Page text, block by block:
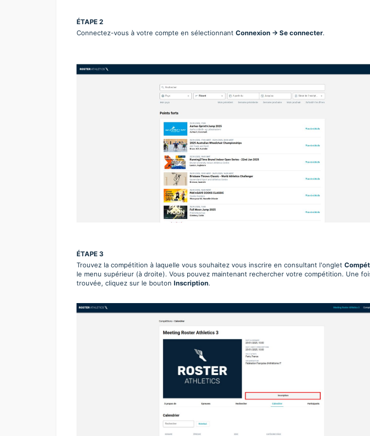
ÉTAPE 2
Connectez-vous à votre compte en sélectionnant Connexion → Se connecter.
ÉTAPE 3
Trouvez la compétition à laquelle vous souhaitez vous inscrire en consultant l'onglet
le menu supérieur (à droite). Vous pouvez maintenant rechercher votre compétition. Une
trouvée, cliquez sur le bouton Inscription.